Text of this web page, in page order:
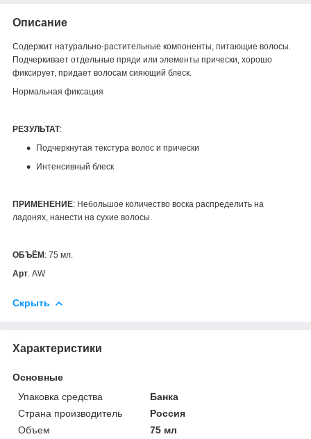
Описание
Содержит натурально-растительные компоненты, питающие волосы.
Подчеркивает отдельные пряди или элементы прически, хорошо
фиксирует, придает волосам сияющий блеск.
Нормальная фиксация
РЕЗУЛЬТАТ:
Подчеркнутая текстура волос и прически
Интенсивный блеск
ПРИМЕНЕНИЕ: Небольшое количество воска распределить на
ладонях, нанести на сухие волосы.
ОБЪЁМ: 75 мл.
Арт . AW
Скрыть
Характеристики
Основные
Упаковка средства
Банка
Страна производитель
Россия
Объем
75 мл